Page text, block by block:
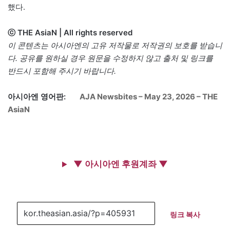
했다.
ⓒ THE AsiaN | All rights reserved
이 콘텐츠는 아시아엔의 고유 저작물로 저작권의 보호를 받습니
다. 공유를 원하실 경우 원문을 수정하지 않고 출처 및 링크를
반드시 포함해 주시기 바랍니다.
아시아엔 영어판:
AJA Newsbites – May 23, 2026 – THE
AsiaN
▼ 아시아엔 후원계좌 ▼
링크 복사